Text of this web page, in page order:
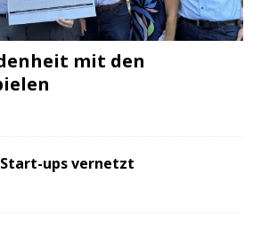
mit den
ups vernetzt